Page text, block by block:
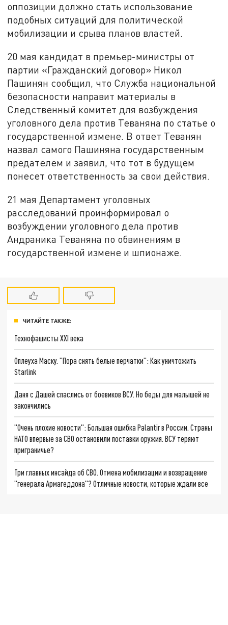
оппозиции должно стать использование
подобных ситуаций для политической
мобилизации и срыва планов властей.
20 мая кандидат в премьер-министры от
партии «Гражданский договор» Никол
Пашинян сообщил, что Служба национальной
безопасности направит материалы в
Следственный комитет для возбуждения
уголовного дела против Теваняна по статье о
государственной измене. В ответ Теванян
назвал самого Пашиняна государственным
предателем и заявил, что тот в будущем
понесет ответственность за свои действия.
21 мая Департамент уголовных
расследований проинформировал о
возбуждении уголовного дела против
Андраника Теваняна по обвинениям в
государственной измене и шпионаже.
ЧИТАЙТЕ ТАКЖЕ:
Технофашисты XXI века
Оплеуха Маску. "Пора снять белые перчатки": Как уничтожить
Starlink
Даня с Дашей спаслись от боевиков ВСУ. Но беды для малышей не
закончились
"Очень плохие новости": Большая ошибка Palantir в России. Страны
НАТО впервые за СВО остановили поставки оружия. ВСУ теряют
приграничье?
Три главных инсайда об СВО. Отмена мобилизации и возвращение
"генерала Армагеддона"? Отличные новости, которые ждали все